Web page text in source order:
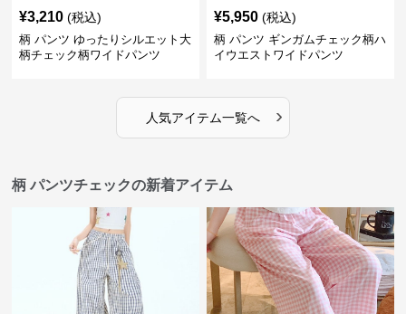
¥3,210 (税込)
柄 パンツ ゆったりシルエット大
柄チェック柄ワイドパンツ
¥5,950 (税込)
柄 パンツ ギンガムチェック柄ハ
イウエストワイドパンツ
人気アイテム一覧へ ›
柄 パンツチェックの新着アイテム